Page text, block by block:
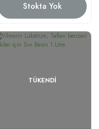
Stokta Yok
TÜKENDI